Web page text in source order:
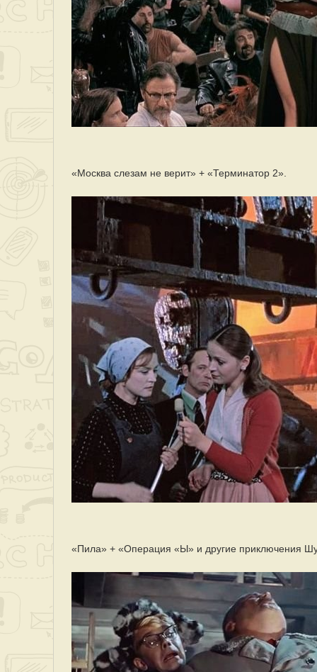
«Москва слезам не верит» + «Терминатор 2».
«Пила» + «Операция «Ы» и другие приключения